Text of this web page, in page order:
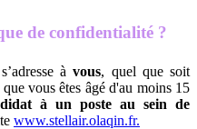
de confidentialité ?
àvous, quel que soit
vous êtes âgé d'au moins 15
à un poste au sein de
www.stellair.olaqin.fr.